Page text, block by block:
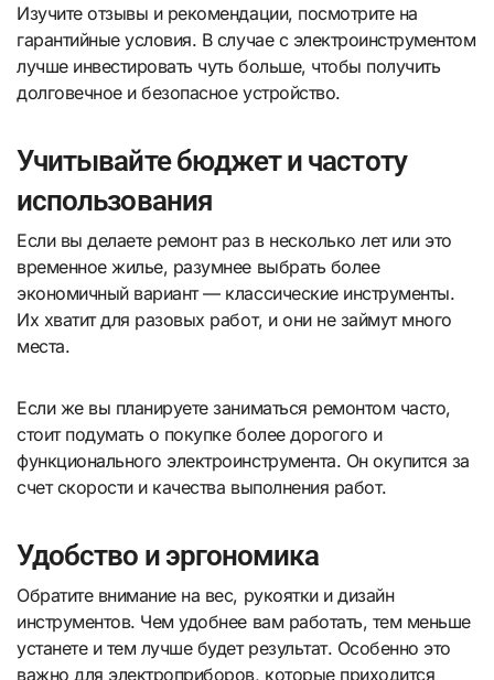
Изучите отзывы и рекомендации, посмотрите на
гарантийные условия. В случае с электроинструментом
лучше инвестировать чуть больше, чтобы получить
долговечное и безопасное устройство.
Учитывайте бюджет и частоту
использования
Если вы делаете ремонт раз в несколько лет или это
временное жилье, разумнее выбрать более
экономичный вариант — классические инструменты.
Их хватит для разовых работ, и они не займут много
места.
Если же вы планируете заниматься ремонтом часто,
стоит подумать о покупке более дорогого и
функционального электроинструмента. Он окупится за
счет скорости и качества выполнения работ.
Удобство и эргономика
Обратите внимание на вес, рукоятки и дизайн
инструментов. Чем удобнее вам работать, тем меньше
устанете и тем лучше будет результат. Особенно это
важно для электроприборов, которые приходится